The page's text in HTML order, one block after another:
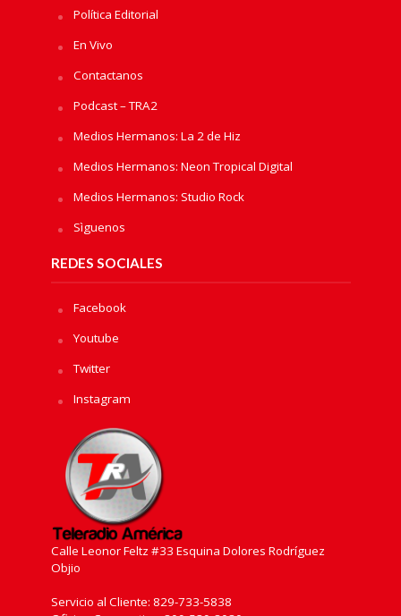
Política Editorial
En Vivo
Contactanos
Podcast – TRA2
Medios Hermanos: La 2 de Hiz
Medios Hermanos: Neon Tropical Digital
Medios Hermanos: Studio Rock
Sìguenos
REDES SOCIALES
Facebook
Youtube
Twitter
Instagram
Calle Leonor Feltz #33 Esquina Dolores Rodríguez
Objio
Servicio al Cliente: 829-733-5838